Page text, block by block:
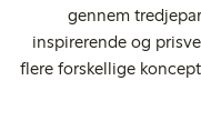
gennem
inspirerende og
flere forskellige